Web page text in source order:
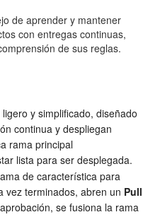
de aprender y mantener
con entregas continuas,
de sus reglas.
y simplificado, diseñado
continua y despliegan
rama principal
lista para ser desplegada.
de característica para
vez terminados, abren un Pull
se fusiona la rama